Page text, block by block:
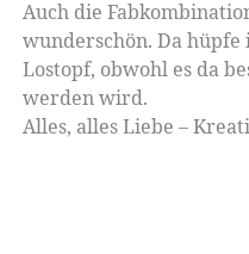
Auch die
wunderschön. Da
Lostopf, obwohl es da
werden wird.
Alles, alles Liebe –